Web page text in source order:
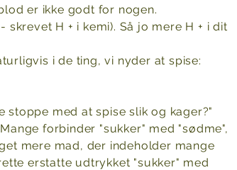
er ikke godt for nogen.
H + i kemi). Så jo mere H + i dit
i de ting, vi nyder at spise:
stoppe med at spise slik og kager?"
forbinder "sukker" med "sødme",
mere mad, der indeholder mange
erstatte udtrykket "sukker" med